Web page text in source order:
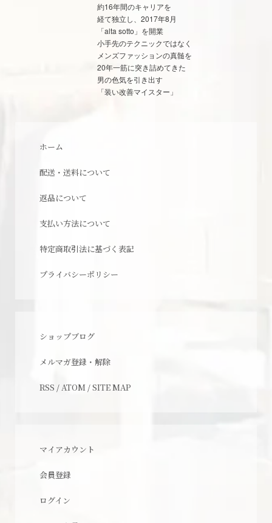
約16年間のキャリアを
経て独立し、2017年8月
「alta sotto」を開業
小手先のテクニックではなく
メンズファッションの真髄を
20年一筋に突き詰めてきた
男の色気を引き出す
「装い改善マイスター」
ホーム
配送・送料について
返品について
支払い方法について
特定商取引法に基づく表記
プライバシーポリシー
ショップブログ
メルマガ登録・解除
RSS / ATOM /SITE MAP
マイアカウント
会員登録
ログイン